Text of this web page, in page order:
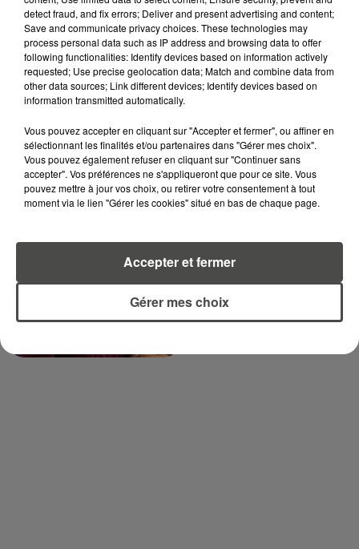
MARGOT DOUÉTIL
Journaliste
TITOUAN GUIBERT
Journaliste
detect fraud, and fix errors; Deliver and present advertising and content;
Save and communicate privacy choices. These technologies may
process personal data such as IP address and browsing data to offer
following functionalities: Identify devices based on information actively
requested; Use precise geolocation data; Match and combine data from
other data sources; Link different devices; Identify devices based on
information transmitted automatically.
Vous pouvez accepter en cliquant sur "Accepter et fermer", ou affiner en
sélectionnant les finalités et/ou partenaires dans "Gérer mes choix".
Vous pouvez également refuser en cliquant sur "Continuer sans
accepter". Vos préférences ne s'appliqueront que pour ce site. Vous
pouvez mettre à jour vos choix, ou retirer votre consentement à tout
moment via le lien "Gérer les cookies" situé en bas de chaque page.
Gérer mes choix
Accepter et fermer